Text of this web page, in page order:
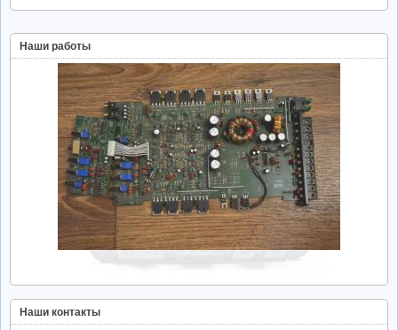
Наши работы
Наши контакты